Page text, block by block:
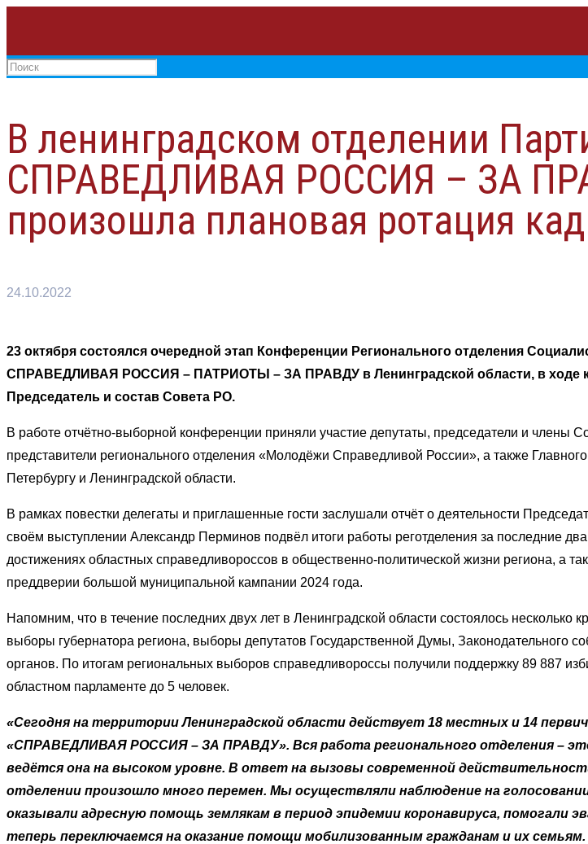
В ленинградском отделении
СПРАВЕДЛИВАЯ РОССИЯ – ЗА
произошла плановая ротация
24.10.2022
23 октября состоялся очередной этап Конференции Регионального отделения
СПРАВЕДЛИВАЯ РОССИЯ – ПАТРИОТЫ – ЗА ПРАВДУ в Ленинградской области, в ходе
Председатель и состав Совета РО.
В работе отчётно-выборной конференции приняли участие депутаты, председатели и члены
представители регионального отделения «Молодёжи Справедливой России», а также
Петербургу и Ленинградской области.
В рамках повестки делегаты и приглашенные гости заслушали отчёт о деятельности
своём выступлении Александр Перминов подвёл итоги работы реготделения за последние
достижениях областных справедливороссов в общественно-политической жизни региона, а
преддверии большой муниципальной кампании 2024 года.
Напомним, что в течение последних двух лет в Ленинградской области состоялось несколько
выборы губернатора региона, выборы депутатов Государственной Думы, Законодательного
органов. По итогам региональных выборов справедливороссы получили поддержку 89 887
областном парламенте до 5 человек.
«Сегодня на территории Ленинградской области действует 18 местных и 14
«СПРАВЕДЛИВАЯ РОССИЯ – ЗА ПРАВДУ». Вся работа регионального отделения –
ведётся она на высоком уровне. В ответ на вызовы современной
отделении произошло много перемен. Мы осуществляли наблюдение на
оказывали адресную помощь землякам в период эпидемии коронавируса, помогали
теперь переключаемся на оказание помощи мобилизованным гражданам и их